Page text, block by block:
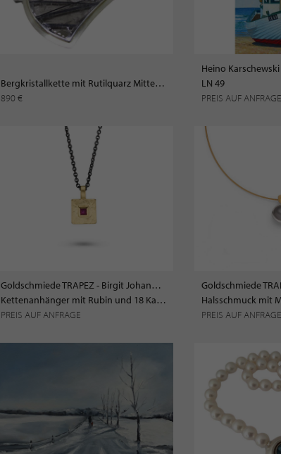
Bergkristallkette mit Rutilquarz Mittelteil
890 €
Heino Karschewski
LN 49
PREIS AUF ANFRAGE
Goldschmiede TRAPEZ - Birgit Johannsen
Kettenanhänger mit Rubin und 18 Karat Gold
PREIS AUF ANFRAGE
PREIS AUF ANFRAGE